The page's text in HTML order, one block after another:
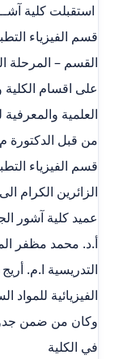
استقبلت كلية
قسم الفيزياء
القسم – المرحلة
على اقسام الكلية
العلمية
من قبل الدكتورة
قسم الفيزياء
الزائرين
عميد كلية آشور
أ.د. محمد مظفر
التدريسية ا.م.
الفيزيائية
وكان من ضمن جدول
في الكلية